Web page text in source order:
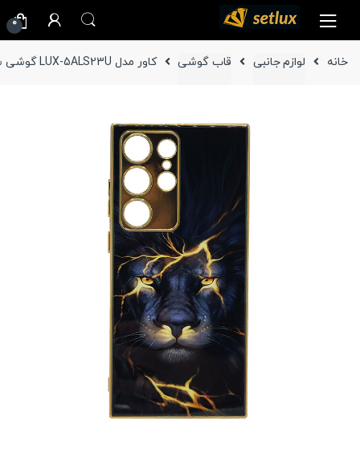
navigation
content
0
خانه لوازم جانبی قاب گوشی کاور مدل LUX-5ALS23U گوشی سامسونگ Galaxy S23 Ultra